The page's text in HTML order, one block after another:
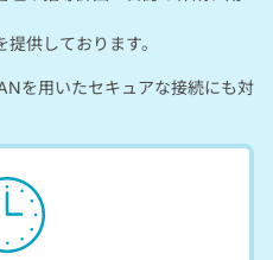
供しております。
を用いたセキュアな接続にも対